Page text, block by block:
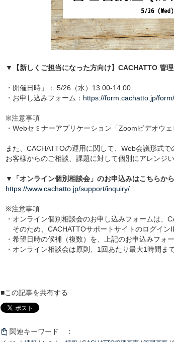
▼【新しくご担当になった方向け】CACHATTO 管
・開催日時」： 5/26（水）13:00-14:00
・お申し込みフォーム： https://form.cachatto.jp/
※注意事項
・Webセミナーアプリケーション「Zoomビデオウ
また、CACHATTOの運用に関して、Web会議形式で
お客様からのご相談、課題に対して個別にアレンジ
▼「オンライン個別相談会」のお申込みはこちらか
https://www.cachatto.jp/support/inquiry/
※注意事項
・オンライン個別相談会のお申し込みフォームは、
そのため、CACHATTOサポートサイトのログイン
・希望日時の候補（複数）を、上記のお申込みフォ
・オンライン相談会は原則、1回あたり最大1時間ま
■この記事を共有する
関連キーワード ：